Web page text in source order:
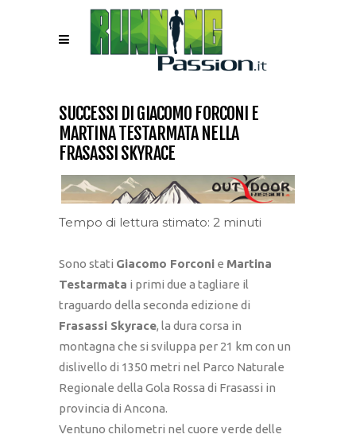
SUCCESSI DI GIACOMO FORCONI E
MARTINA TESTARMATA NELLA
FRASASSI SKYRACE
Tempo di lettura stimato: 2 minuti
Sono stati Giacomo Forconi e Martina
Testarmata i primi due a tagliare il
traguardo della seconda edizione di
Frasassi Skyrace, la dura corsa in
montagna che si sviluppa per 21 km con un
dislivello di 1350 metri nel Parco Naturale
Regionale della Gola Rossa di Frasassi in
provincia di Ancona.
Ventuno chilometri nel cuore verde delle